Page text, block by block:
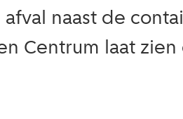
naast de
Centrum laat